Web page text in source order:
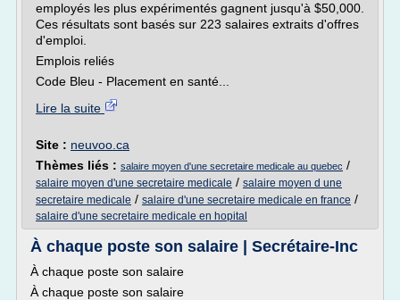
employés les plus expérimentés gagnent jusqu'à $50,000.
Ces résultats sont basés sur 223 salaires extraits d'offres
d'emploi.
Emplois reliés
Code Bleu - Placement en santé...
Lire la suite
Site : neuvoo.ca
Thèmes liés : salaire moyen d'une secretaire medicale au quebec /
salaire moyen d'une secretaire medicale / salaire moyen d une
secretaire medicale / salaire d'une secretaire medicale en france /
salaire d'une secretaire medicale en hopital
À chaque poste son salaire | Secrétaire-Inc
À chaque poste son salaire
À chaque poste son salaire